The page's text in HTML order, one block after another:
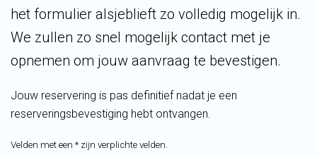
het formulier alsjeblieft zo volledig mogelijk in.
We zullen zo snel mogelijk contact met je
opnemen om jouw aanvraag te bevestigen.
Jouw reservering is pas definitief nadat je een
reserveringsbevestiging hebt ontvangen.
Velden met een * zijn verplichte velden.